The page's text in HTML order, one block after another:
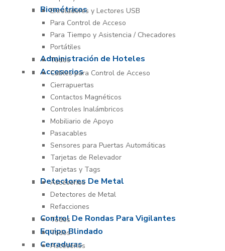
Biométricos
Enroladores y Lectores USB
Para Control de Acceso
Para Tiempo y Asistencia / Checadores
Portátiles
Administración de Hoteles
Todos
Accesorios
Cables para Control de Acceso
Cierrapuertas
Contactos Magnéticos
Controles Inalámbricos
Mobiliario de Apoyo
Pasacables
Sensores para Puertas Automáticas
Tarjetas de Relevador
Tarjetas y Tags
Detectores De Metal
Accesorios
Detectores de Metal
Refacciones
Control De Rondas Para Vigilantes
Todos
Equipo Blindado
Todos
Cerraduras
Accesorios